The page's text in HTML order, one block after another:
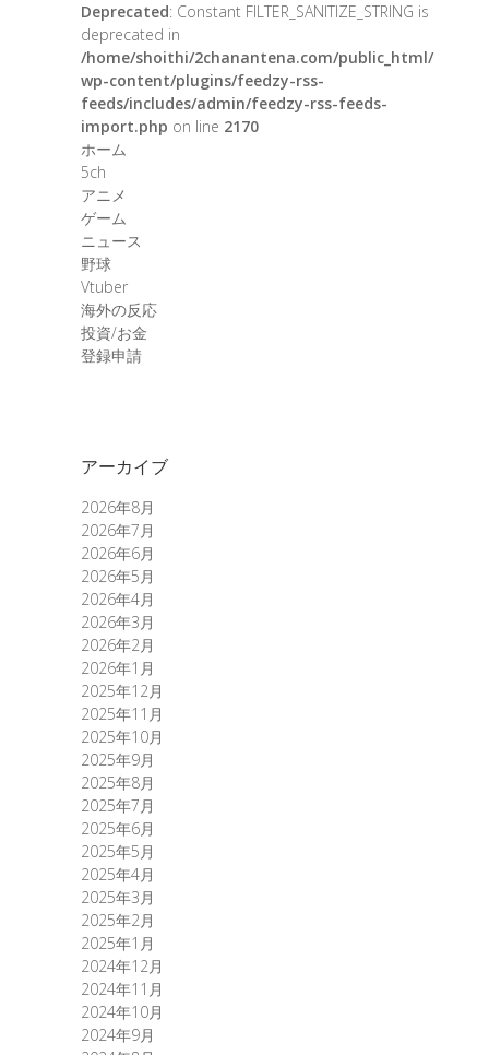
Deprecated: Constant FILTER_SANITIZE_STRING is
deprecated in
/home/shoithi/2chanantena.com/public_html/
wp-content/plugins/feedzy-rss-
feeds/includes/admin/feedzy-rss-feeds-
import.php on line 2170
ホーム
5ch
アニメ
ゲーム
ニュース
野球
Vtuber
海外の反応
投資/お金
登録申請
アーカイブ
2026年8月
2026年7月
2026年6月
2026年5月
2026年4月
2026年3月
2026年2月
2026年1月
2025年12月
2025年11月
2025年10月
2025年9月
2025年8月
2025年7月
2025年6月
2025年5月
2025年4月
2025年3月
2025年2月
2025年1月
2024年12月
2024年11月
2024年10月
2024年9月